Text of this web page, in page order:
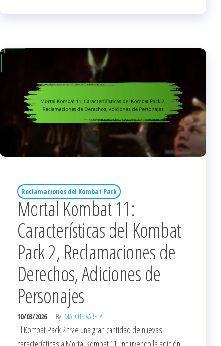
Reclamaciones del Kombat Pack
Mortal Kombat 11:
Características del Kombat
Pack 2, Reclamaciones de
Derechos, Adiciones de
Personajes
10/03/2026 By MARCUS VARELA
El Kombat Pack 2 trae una gran cantidad de nuevas